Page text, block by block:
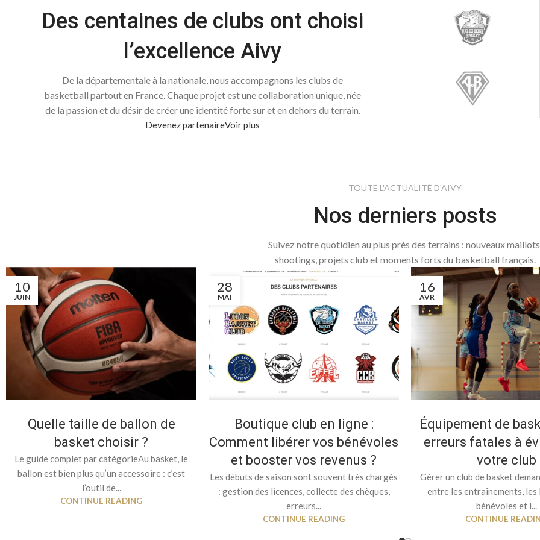
Des centaines de clubs ont choisi
l’excellence Aivy
De la départementale à la nationale, nous accompagnons les clubs de
basketball partout en France. Chaque projet est une collaboration unique, née
de la passion et du désir de créer une identité forte sur et en dehors du terrain.
Devenez partenaireVoir plus
TOUTE L'ACTUALITÉ D'AIVY
Nos derniers posts
Suivez notre quotidien au plus près des terrains : nouveaux
shootings, projets club et moments forts du basketball français.
10
JUIN
Quelle taille de ballon de
basket choisir ?
Le guide complet par catégorieAu basket, le
ballon est bien plus qu’un accessoire : c’est
l’outil de...
CONTINUE READING
28
MAI
Boutique club en ligne :
Comment libérer vos bénévoles
et booster vos revenus ?
Les débuts de saison sont souvent très chargés
: gestion des licences, collecte des chèques,
erreurs...
CONTINUE READING
16
AVR
Équipement de
erreurs fatales à
votre club
Gérer un club de basket
entre les entraînements, les
bénévoles et l...
CONTINUE